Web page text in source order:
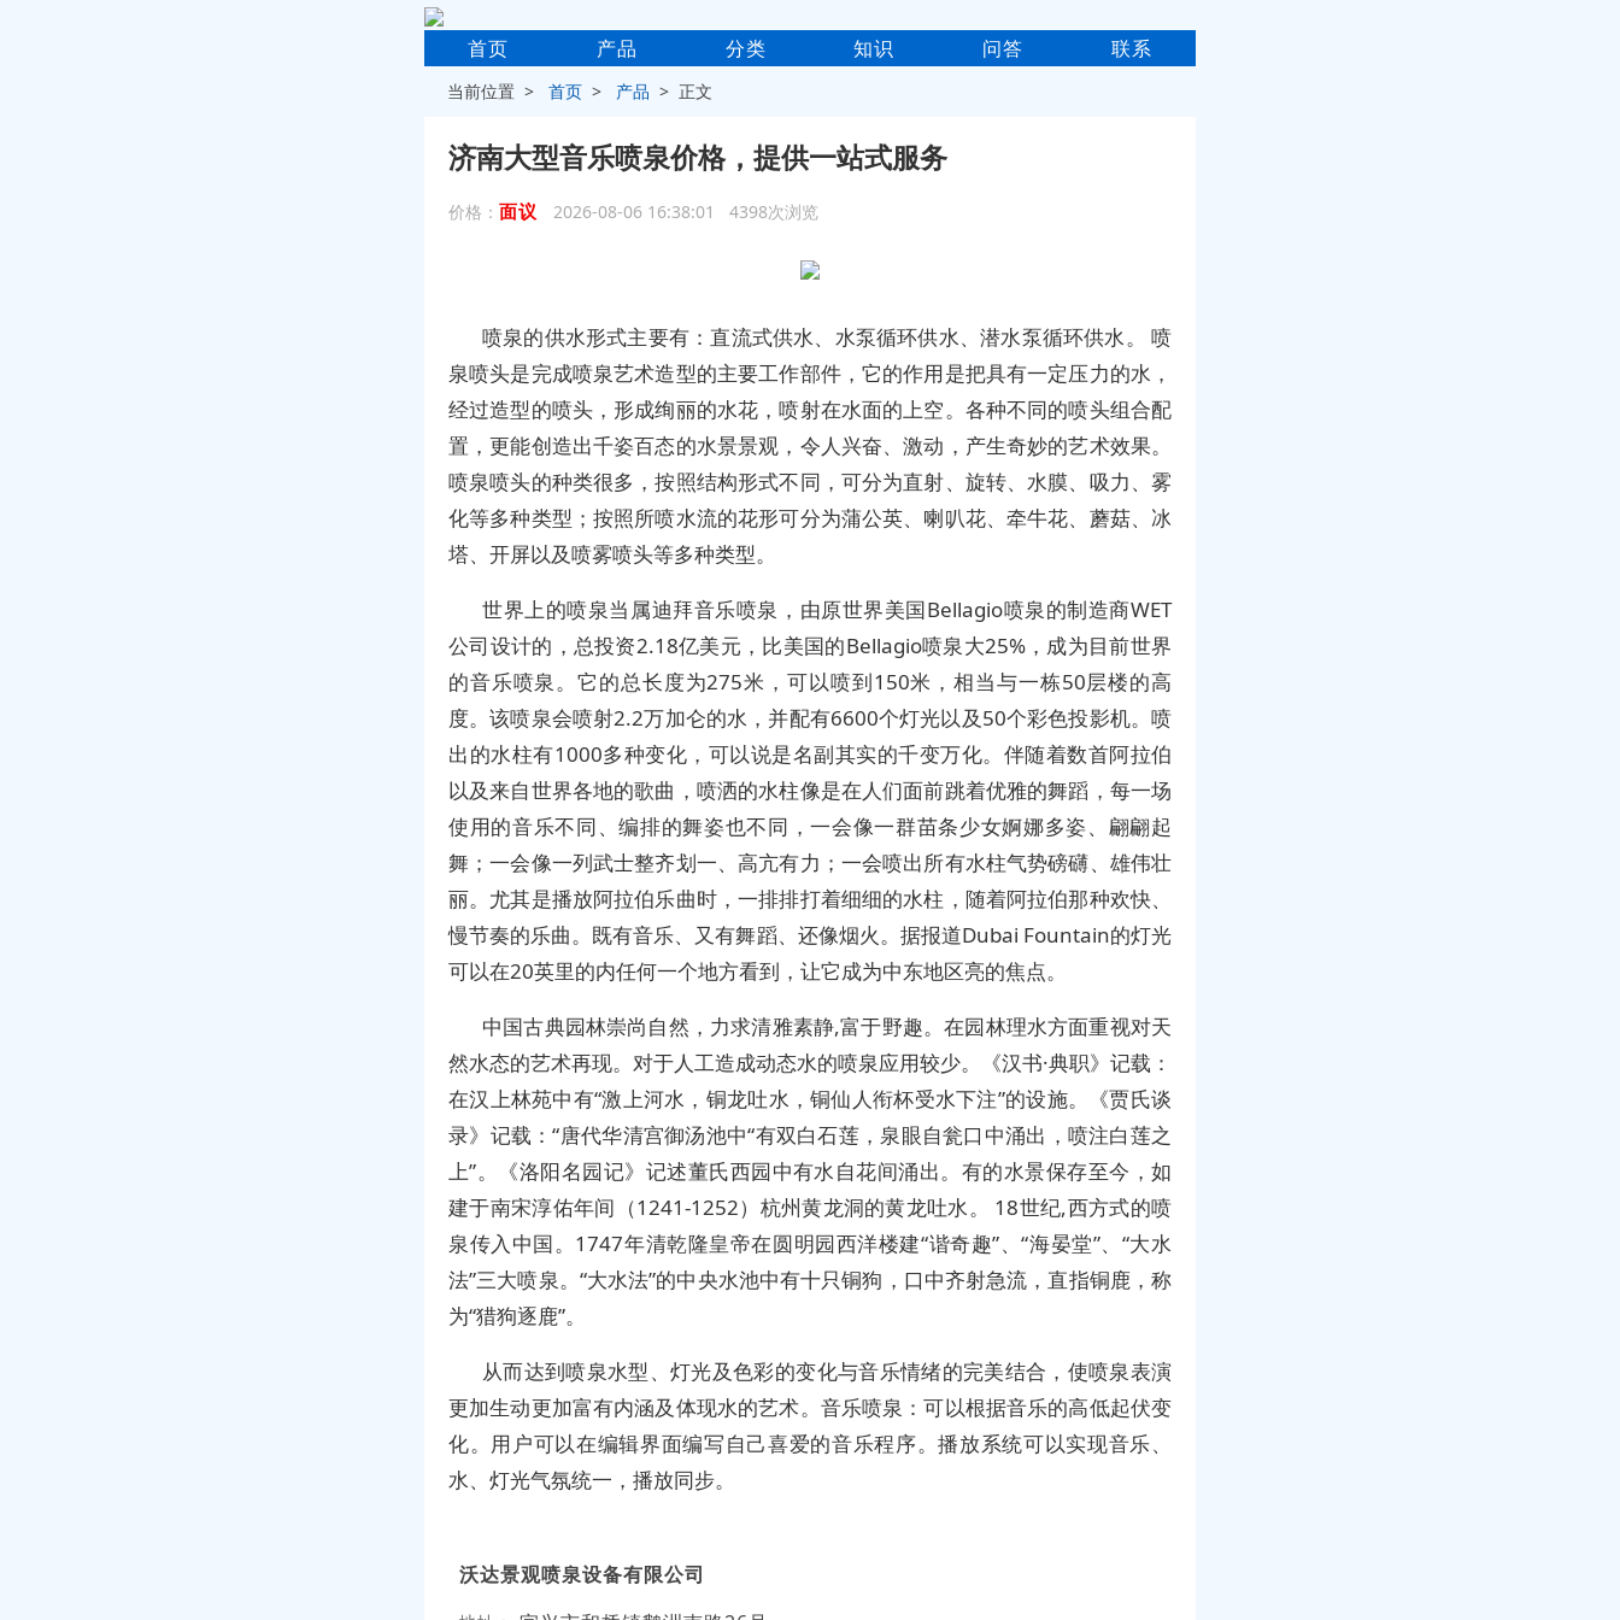
首页 产品 分类 知识 问答 联系
当前位置 >首页 > 产品 > 正文
济南大型音乐喷泉价格，提供一站式服务
价格： 面议 2026-08-06 16:38:01 4398次浏览
喷泉的供水形式主要有：直流式供水、水泵循环供水、潜水泵循环供水。 喷
泉喷头是完成喷泉艺术造型的主要工作部件，它的作用是把具有一定压力的水，
经过造型的喷头，形成绚丽的水花，喷射在水面的上空。各种不同的喷头组合配
置，更能创造出千姿百态的水景景观，令人兴奋、激动，产生奇妙的艺术效果。
喷泉喷头的种类很多，按照结构形式不同，可分为直射、旋转、水膜、吸力、雾
化等多种类型；按照所喷水流的花形可分为蒲公英、喇叭花、牵牛花、蘑菇、冰
塔、开屏以及喷雾喷头等多种类型。
世界上的喷泉当属迪拜音乐喷泉，由原世界美国Bellagio喷泉的制造商WET
公司设计的，总投资2.18亿美元，比美国的Bellagio喷泉大25%，成为目前世界
的音乐喷泉。它的总长度为275米，可以喷到150米，相当与一栋50层楼的高
度。该喷泉会喷射2.2万加仑的水，并配有6600个灯光以及50个彩色投影机。喷
出的水柱有1000多种变化，可以说是名副其实的千变万化。伴随着数首阿拉伯
以及来自世界各地的歌曲，喷洒的水柱像是在人们面前跳着优雅的舞蹈，每一场
使用的音乐不同、编排的舞姿也不同，一会像一群苗条少女婀娜多姿、翩翩起
舞；一会像一列武士整齐划一、高亢有力；一会喷出所有水柱气势磅礴、雄伟壮
丽。尤其是播放阿拉伯乐曲时，一排排打着细细的水柱，随着阿拉伯那种欢快、
慢节奏的乐曲。既有音乐、又有舞蹈、还像烟火。据报道Dubai Fountain的灯光
可以在20英里的内任何一个地方看到，让它成为中东地区亮的焦点。
中国古典园林崇尚自然，力求清雅素静,富于野趣。在园林理水方面重视对天
然水态的艺术再现。对于人工造成动态水的喷泉应用较少。《汉书·典职》记载：
在汉上林苑中有“激上河水，铜龙吐水，铜仙人衔杯受水下注”的设施。《贾氏谈
录》记载：“唐代华清宫御汤池中“有双白石莲，泉眼自瓮口中涌出，喷注白莲之
上”。《洛阳名园记》记述董氏西园中有水自花间涌出。有的水景保存至今，如
建于南宋淳佑年间（1241-1252）杭州黄龙洞的黄龙吐水。 18世纪,西方式的喷
泉传入中国。1747年清乾隆皇帝在圆明园西洋楼建“谐奇趣”、“海晏堂”、“大水
法”三大喷泉。“大水法”的中央水池中有十只铜狗，口中齐射急流，直指铜鹿，称
为“猎狗逐鹿”。
从而达到喷泉水型、灯光及色彩的变化与音乐情绪的完美结合，使喷泉表演
更加生动更加富有内涵及体现水的艺术。音乐喷泉：可以根据音乐的高低起伏变
化。用户可以在编辑界面编写自己喜爱的音乐程序。播放系统可以实现音乐、
水、灯光气氛统一，播放同步。
沃达景观喷泉设备有限公司